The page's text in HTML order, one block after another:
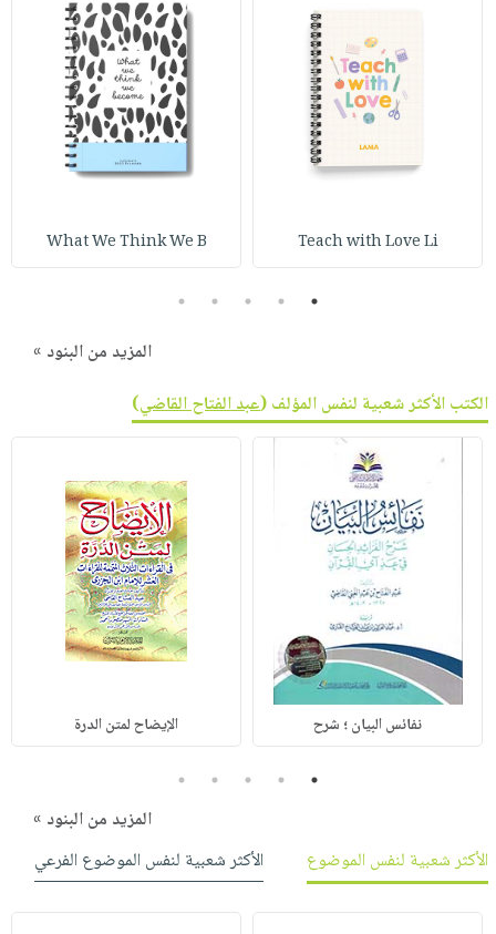
Teach with Love Li
What We Think We B
1
2
3
4
5
المزيد من البنود »
الكتب الأكثر شعبية لنفس المؤلف (عبد الفتاح القاضي)
نفائس البيان ؛ شرح الإيضاح لمتن الدرة
1
2
3
4
5
المزيد من البنود »
الأكثر شعبية لنفس الموضوع
الأكثر شعبية لنفس الموضوع الفرعي